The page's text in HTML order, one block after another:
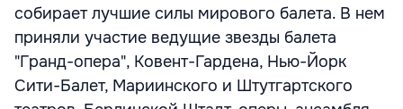
собирает лучшие силы мирового балета. В нем
приняли участие ведущие звезды балета
"Гранд-опера", Ковент-Гардена, Нью-Йорк
Сити-Балет, Мариинского и Штутгартского